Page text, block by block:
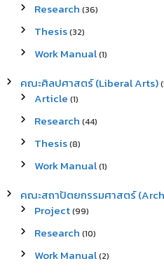
Research (36)
Thesis(32)
Work Manual(1)
คณะศิลปศาสตร์ (Liberal Arts)
Article (1)
Research (44)
Thesis(8)
Work Manual(1)
คณะสถาปัตยกรรมศาสตร์
Project(99)
Research (10)
Work Manual(2)